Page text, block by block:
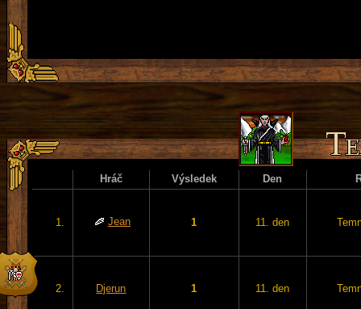
Hráč Výsledek Den
1. Jean 1 11. den
2. Djerun 1 11. den